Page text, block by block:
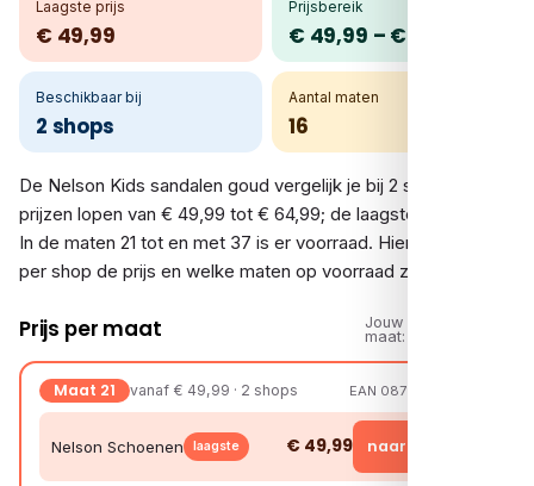
Laagste prijs
€ 49,99
Prijsbereik
€ 49,99 – € 64,99
Beschikbaar bij
2 shops
Aantal maten
16
De Nelson Kids sandalen goud vergelijk je bij 2 shops. De
prijzen lopen van € 49,99 tot € 64,99; de laagste is € 49,99.
In de maten 21 tot en met 37 is er voorraad. Hieronder zie je
per shop de prijs en welke maten op voorraad zijn.
Prijs per maat
Jouw
maat:
Maat 21 vanaf € 49,99 · 2 shops EAN 08721108220122
Nelson Schoenen laagste € 49,99 naar shop →